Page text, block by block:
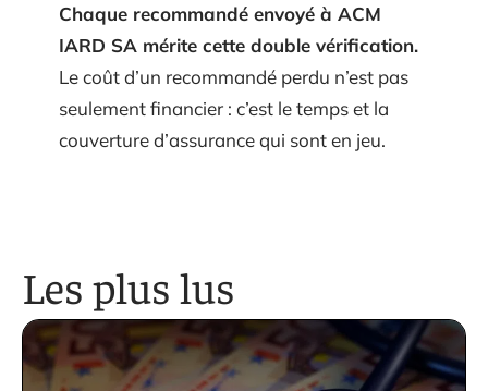
Chaque recommandé envoyé à ACM
IARD SA mérite cette double vérification.
Le coût d’un recommandé perdu n’est pas
seulement financier : c’est le temps et la
couverture d’assurance qui sont en jeu.
Les plus lus